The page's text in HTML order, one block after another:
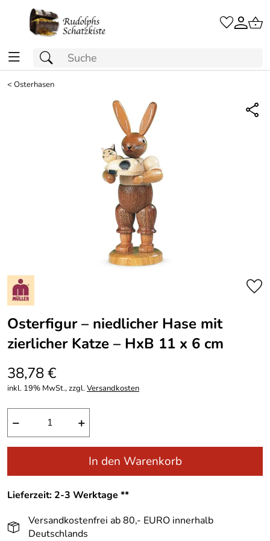
<Osterhasen
Osterfigur – niedlicher Hase mit
zierlicher Katze – HxB 11 x 6 cm
38,78 €
inkl. 19% MwSt., zzgl.Versandkosten
− +
In den Warenkorb
Lieferzeit: 2-3 Werktage **
Versandkostenfrei ab 80,- EURO innerhalb
Deutschlands